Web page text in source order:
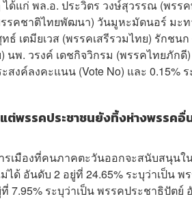
ได้แก่ พล.อ. ประวิตร วงษ์สุวรรณ (พ
รคชาติไทยพัฒนา) วันมูหะมัดนอร์ มะ
ธ์ เตมียเวส (พรรคเสรีรวมไทย) รัก
นพ. วรงค์ เดชกิจวิกรม (พรรคไทยภัก
งค์ลงคะแนน (Vote No) และ 0.15%
ต่พรรคประชาชนยังทิ้งห่างพรรคอื่
เมืองที่คนภาคตะวันออกจะสนับสนุนใ
ได้ อันดับ 2 อยู่ที่ 24.65% ระบุว่าเป็น
7.95% ระบุว่าเป็น พรรคประชาธิปัตย์